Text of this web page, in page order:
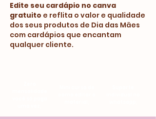
Edite seu cardápio no canva
gratuito e reflita o valor e qualidade
dos seus produtos de Dia das Mães
com cardápios que encantam
qualquer cliente.